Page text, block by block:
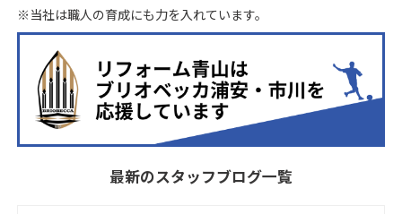
※当社は職人の育成にも力を入れています。
最新のスタッフブログ一覧